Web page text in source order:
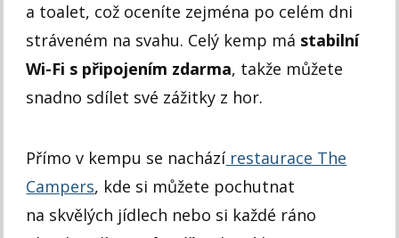
a toalet, což oceníte zejména po celém dni
stráveném na svahu. Celý kemp má stabilní
Wi-Fi s připojením zdarma, takže můžete
snadno sdílet své zážitky z hor.
Přímo v kempu se nacházírestaurace The
Campers, kde si můžete pochutnat
na skvělých jídlech nebo si každé ráno